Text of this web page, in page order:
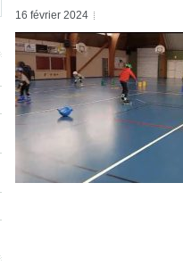
16 février 2024